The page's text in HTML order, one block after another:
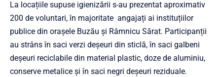
La locațiile supuse igienizării s-au prezentat aproximativ
200 de voluntari, în majoritate angajați ai instituțiilor
publice din orașele Buzău și Râmnicu Sărat. Participanții
au strâns în saci verzi deșeuri din sticlă, în saci galbeni
deșeuri reciclabile din material plastic, doze de aluminiu,
conserve metalice și în saci negri deșeuri reziduale.